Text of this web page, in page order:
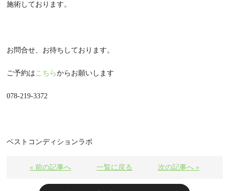
施術しております。
お問合せ、お待ちしております。
ご予約は こちらからお願いします
078-219-3372
ベストコンディションラボ
« 前の記事へ 一覧に戻る 次の記事へ »